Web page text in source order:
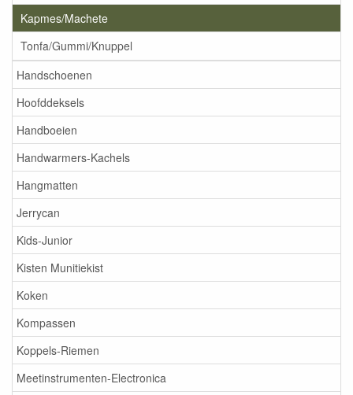
Kapmes/Machete
Tonfa/Gummi/Knuppel
Handschoenen
Hoofddeksels
Handboeien
Handwarmers-Kachels
Hangmatten
Jerrycan
Kids-Junior
Kisten Munitiekist
Koken
Kompassen
Koppels-Riemen
Meetinstrumenten-Electronica